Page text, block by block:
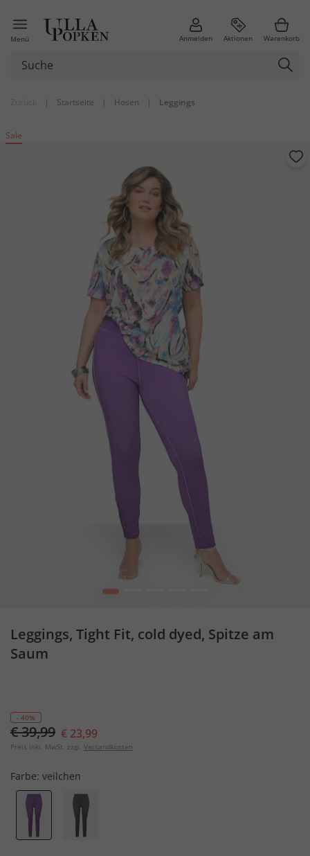
Menü Anmelden Aktionen Warenkorb
| Startseite | Hosen | Leggings
Sale
1
Leggings, Tight Fit, cold dyed, Spitze am
Saum
- 40%
€ 39,99 € 23,99
Preis inkl. MwSt. zzgl. Versandkosten
Farbe: veilchen